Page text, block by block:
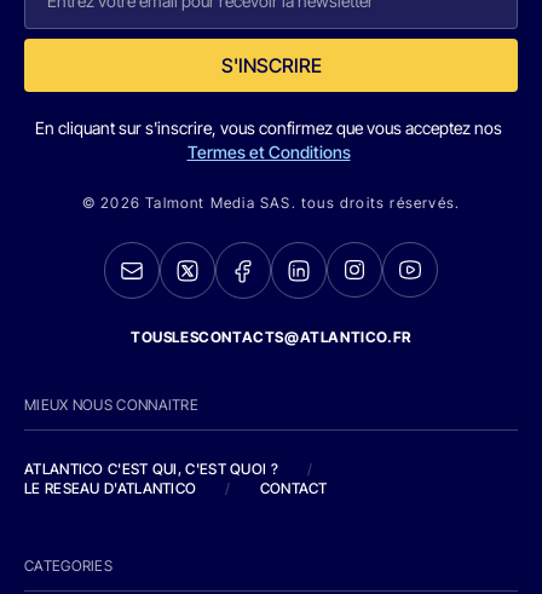
S'INSCRIRE
En cliquant sur s'inscrire, vous confirmez que vous acceptez nos
Termes et Conditions
© 2026 Talmont Media SAS. tous droits réservés.
TOUSLESCONTACTS@ATLANTICO.FR
MIEUX NOUS CONNAITRE
ATLANTICO C'EST QUI, C'EST QUOI ?
/
LE RESEAU D'ATLANTICO
/ CONTACT
CATEGORIES